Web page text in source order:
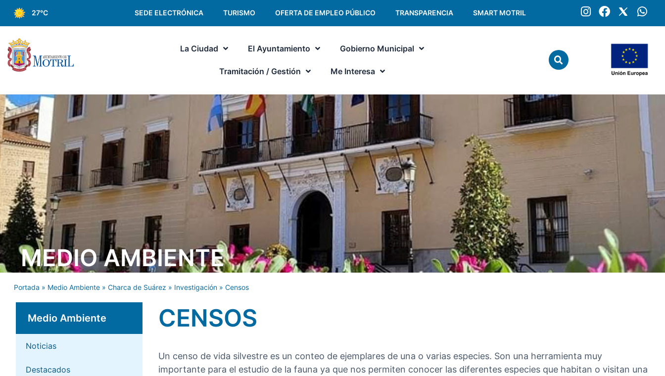
27°C SEDE ELECTRÓNICA TURISMO OFERTA DE EMPLEO PÚBLICO TRANSPARENCIA SMART MOTRIL
La Ciudad El Ayuntamiento Gobierno Municipal
Tramitación / Gestión Me Interesa
MEDIO AMBIENTE
Portada » Medio Ambiente » Charca de Suárez » Investigación » Censos
Medio Ambiente
Noticias
Destacados
CENSOS
Un censo de vida silvestre es un conteo de ejemplares de una o varias especies. Son una herramienta muy
importante para el estudio de la fauna ya que nos permiten conocer las diferentes especies que habitan o visitan una